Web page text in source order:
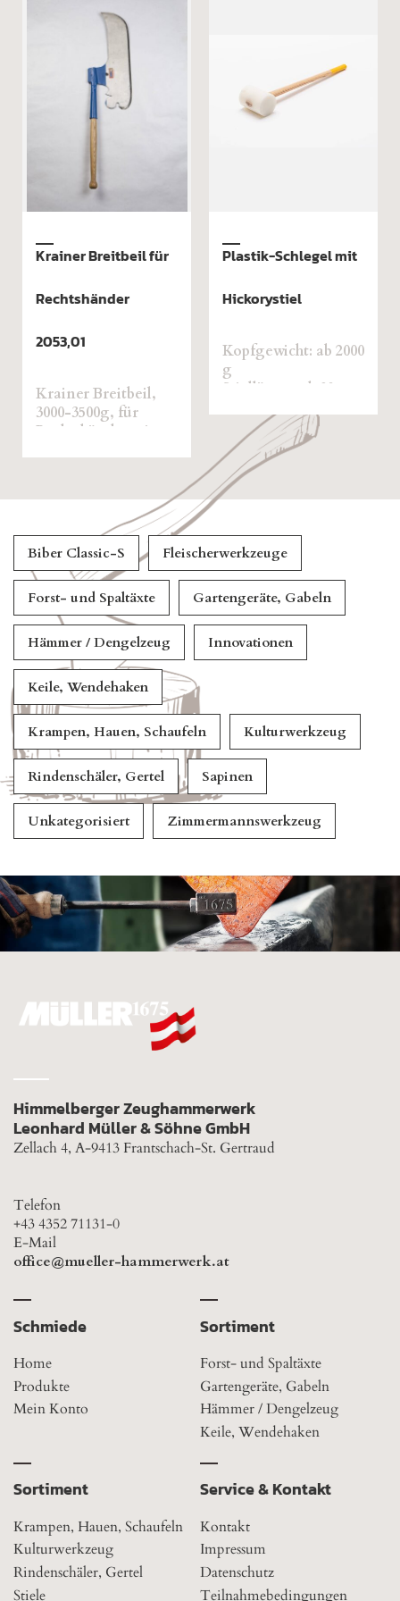
Breitbeil für
Breitbeil,
für
mit
Plastik-Schlegel mit
Kopfgewicht: ab 2000
Stiellänge: ab 80 cm
S
Biber Classic-S Fleischerwerkzeuge
Forst- und Spaltäxte Gartengeräte, Gabeln
Hämmer / Dengelzeug Innovationen
Keile, Wendehaken
Krampen, Hauen, Schaufeln Kulturwerkzeug
Rindenschäler, Gertel Sapinen
Unkategorisiert Zimmermannswerkzeug
Himmelberger Zeughammerwerk
Leonhard Müller & Söhne GmbH
Zellach 4, A-9413 Frantschach-St. Gertraud
Telefon
+43 4352 71131-0
E-Mail
office@mueller-hammerwerk.at
Schmiede
Home
Produkte
Mein Konto
Sortiment
Forst- und Spaltäxte
Gartengeräte, Gabeln
Hämmer / Dengelzeug
Keile, Wendehaken
Sortiment
Krampen, Hauen, Schaufeln
Kulturwerkzeug
Rindenschäler, Gertel
Stiele
Service & Kontakt
Kontakt
Impressum
Datenschutz
Teilnahmebedingungen